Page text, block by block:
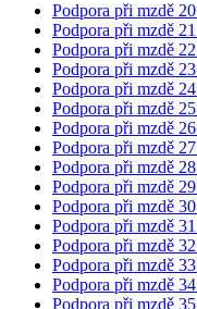
Podpora při mzdě
Podpora při mzdě
Podpora při mzdě
Podpora při mzdě
Podpora při mzdě
Podpora při mzdě
Podpora při mzdě
Podpora při mzdě
Podpora při mzdě
Podpora při mzdě
Podpora při mzdě
Podpora při mzdě
Podpora při mzdě
Podpora při mzdě
Podpora při mzdě
Podpora při mzdě